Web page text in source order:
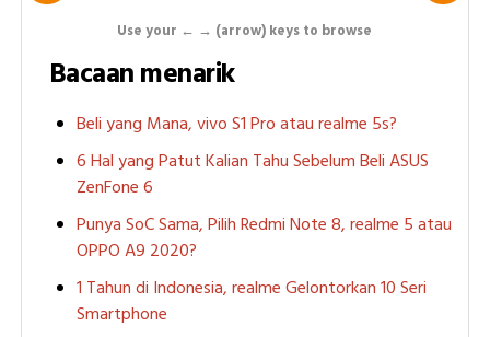
Use your ← → (arrow) keys to browse
Bacaan menarik
Beli yang Mana, vivo S1 Pro atau realme 5s?
6 Hal yang Patut Kalian Tahu Sebelum Beli ASUS
ZenFone 6
Punya SoC Sama, Pilih Redmi Note 8, realme 5 atau
OPPO A9 2020?
1 Tahun di Indonesia, realme Gelontorkan 10 Seri
Smartphone